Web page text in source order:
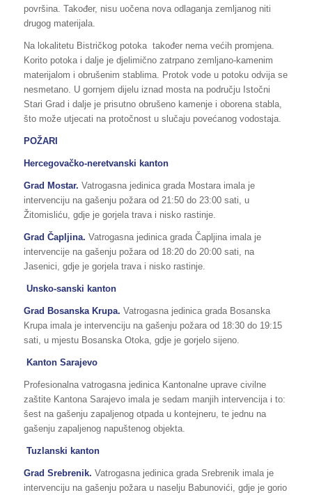
površina. Također, nisu uočena nova odlaganja zemljanog niti
drugog materijala.
Na lokalitetu Bistričkog potoka također nema većih promjena.
Korito potoka i dalje je djelimično zatrpano zemljano-kamenim
materijalom i obrušenim stablima. Protok vode u potoku odvija se
nesmetano. U gornjem dijelu iznad mosta na području Istočni
Stari Grad i dalje je prisutno obrušeno kamenje i oborena stabla,
što može utjecati na protočnost u slučaju povećanog vodostaja.
POŽARI
Hercegovačko-neretvanski kanton
Grad Mostar. Vatrogasna jedinica grada Mostara imala je
intervenciju na gašenju požara od 21:50 do 23:00 sati, u
Žitomisliću, gdje je gorjela trava i nisko rastinje.
Grad Čapljina. Vatrogasna jedinica grada Čapljina imala je
intervencije na gašenju požara od 18:20 do 20:00 sati, na
Jasenici, gdje je gorjela trava i nisko rastinje.
Unsko-sanski kanton
Grad Bosanska Krupa. Vatrogasna jedinica grada Bosanska
Krupa imala je intervenciju na gašenju požara od 18:30 do 19:15
sati, u mjestu Bosanska Otoka, gdje je gorjelo sijeno.
Kanton Sarajevo
Profesionalna vatrogasna jedinica Kantonalne uprave civilne
zaštite Kantona Sarajevo imala je sedam manjih intervencija i to:
šest na gašenju zapaljenog otpada u kontejneru, te jednu na
gašenju zapaljenog napuštenog objekta.
Tuzlanski kanton
Grad Srebrenik. Vatrogasna jedinica grada Srebrenik imala je
intervenciju na gašenju požara u naselju Babunovići, gdje je gorio